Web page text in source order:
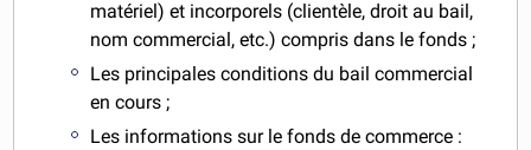
matériel) et incorporels (clientèle, droit au bail,
nom commercial, etc.) compris dans le fonds ;
Les principales conditions du bail commercial
en cours ;
Les informations sur le fonds de commerce :